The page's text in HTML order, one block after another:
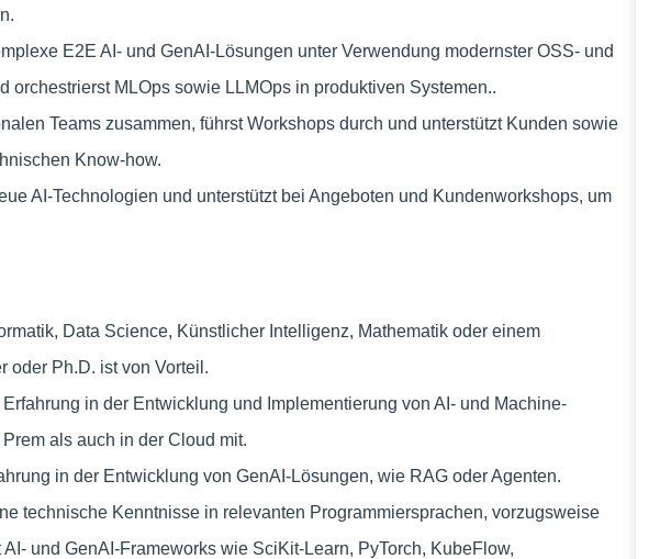
E2E AI- und GenAI-Lösungen unter Verwendung modernster OSS- und
orchestrierst MLOps sowie LLMOps in produktiven Systemen..
Teams zusammen, führst Workshops durch und unterstützt Kunden sowie
Know-how.
AI-Technologien und unterstützt bei Angeboten und Kundenworkshops, um
Data Science, Künstlicher Intelligenz, Mathematik oder einem
oder Ph.D. ist von Vorteil.
in der Entwicklung und Implementierung von AI- und Machine-
als auch in der Cloud mit.
in der Entwicklung von GenAI-Lösungen, wie RAG oder Agenten.
technische Kenntnisse in relevanten Programmiersprachen, vorzugsweise
und GenAI-Frameworks wie SciKit-Learn, PyTorch, KubeFlow,